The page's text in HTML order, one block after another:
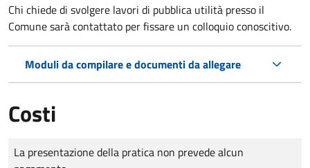
Chi chiede di svolgere lavori di pubblica utilità presso il
Comune sarà contattato per fissare un colloquio conoscitivo.
Moduli da compilare e documenti da allegare
Costi
Tipo di pagamento
Importo
La presentazione della pratica non prevede alcun